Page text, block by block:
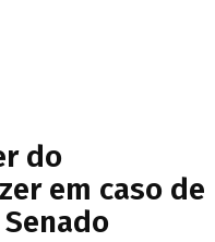
do
em caso de